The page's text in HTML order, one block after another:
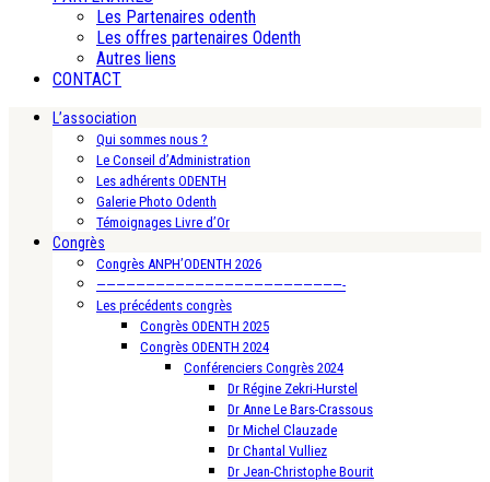
Les Partenaires odenth
Les offres partenaires Odenth
Autres liens
CONTACT
L’association
Qui sommes nous ?
Le Conseil d’Administration
Les adhérents ODENTH
Galerie Photo Odenth
Témoignages Livre d’Or
Congrès
Congrès ANPH’ODENTH 2026
—————————————————————————-
Les précédents congrès
Congrès ODENTH 2025
Congrès ODENTH 2024
Conférenciers Congrès 2024
Dr Régine Zekri-Hurstel
Dr Anne Le Bars-Crassous
Dr Michel Clauzade
Dr Chantal Vulliez
Dr Jean-Christophe Bourit